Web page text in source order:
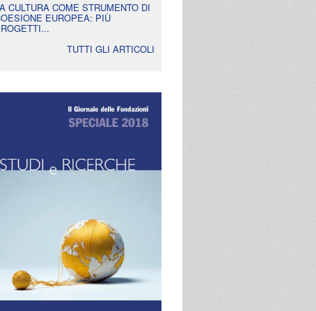
CULTURA COME STRUMENTO DI
EUROPEA: PIÙ
TUTTI GLI ARTICOLI